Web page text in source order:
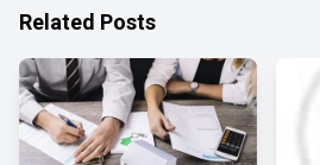
Related Posts